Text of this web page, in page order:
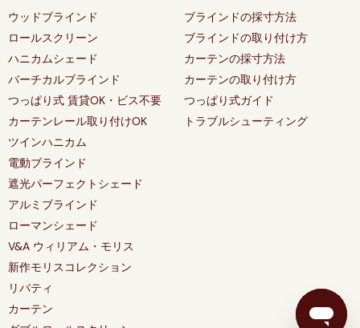
ウッドブラインド
ロールスクリーン
ハニカムシェード
バーチカルブラインド
つっぱり式 賃貸OK・ビス不要
カーテンレール取り付けOK
ツインハニカム
電動ブラインド
遮光パーフェクトシェード
アルミブラインド
ローマンシェード
V&A ウィリアム・モリス
新作モリスコレクション
リバティ
カーテン
ブラインドの採寸方法
ブラインドの取り付け方
カーテンの採寸方法
カーテンの取り付け方
つっぱり式ガイド
トラブルシューティング